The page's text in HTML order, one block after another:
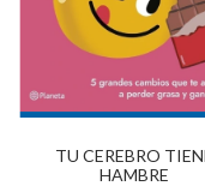
TU CEREBRO
HAMBRE